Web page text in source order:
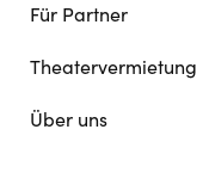
Für Partner
Theatervermietung
Über uns